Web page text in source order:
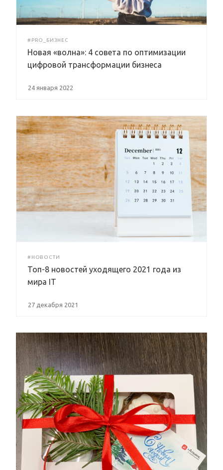
#PRO_БИЗНЕС
Новая «волна»: 4 совета по оптимизации
цифровой трансформации бизнеса
24 января 2022
#НОВОСТИ
Топ-8 новостей уходящего 2021 года из
мира IT
27 декабря 2021